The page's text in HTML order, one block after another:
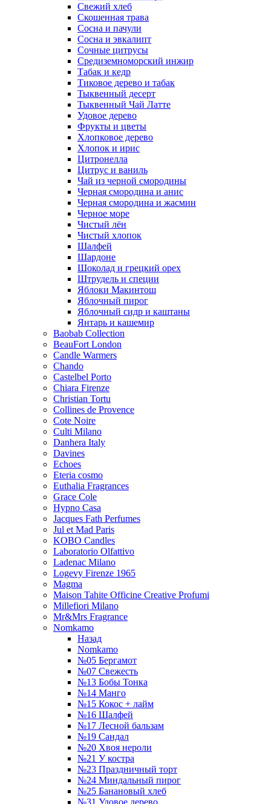
Свежий хлеб
Скошенная трава
Сосна и пачули
Сосна и эвкалипт
Сочные цитрусы
Средиземноморский инжир
Табак и кедр
Тиковое дерево и табак
Тыквенный десерт
Тыквенный Чай Латте
Удовое дерево
Фрукты и цветы
Хлопковое дерево
Хлопок и ирис
Цитронелла
Цитрус и ваниль
Чай из черной смородины
Черная смородина и анис
Черная смородина и жасмин
Черное море
Чистый лён
Чистый хлопок
Шалфей
Шардоне
Шоколад и грецкий орех
Штрудель и специи
Яблоки Макинтош
Яблочный пирог
Яблочный сидр и каштаны
Янтарь и кашемир
Baobab Collection
BeauFort London
Candle Warmers
Chando
Castelbel Porto
Chiara Firenze
Christian Tortu
Collines de Provence
Cote Noire
Culti Milano
Danhera Italy
Davines
Echoes
Eteria cosmo
Euthalia Fragrances
Grace Cole
Hypno Casa
Jacques Fath Perfumes
Jul et Mad Paris
KOBO Candles
Laboratorio Olfattivo
Ladenac Milano
Logevy Firenze 1965
Magma
Maison Tahite Officine Creative Profumi
Millefiori Milano
Mr&Mrs Fragrance
Nomkamo
Назад
Nomkamo
№05 Бергамот
№07 Свежесть
№13 Бобы Тонка
№14 Манго
№15 Кокос + лайм
№16 Шалфей
№17 Лесной бальзам
№19 Сандал
№20 Хвоя нероли
№21 У костра
№23 Праздничный торт
№24 Миндальный пирог
№25 Банановый хлеб
№31 Удовое дерево